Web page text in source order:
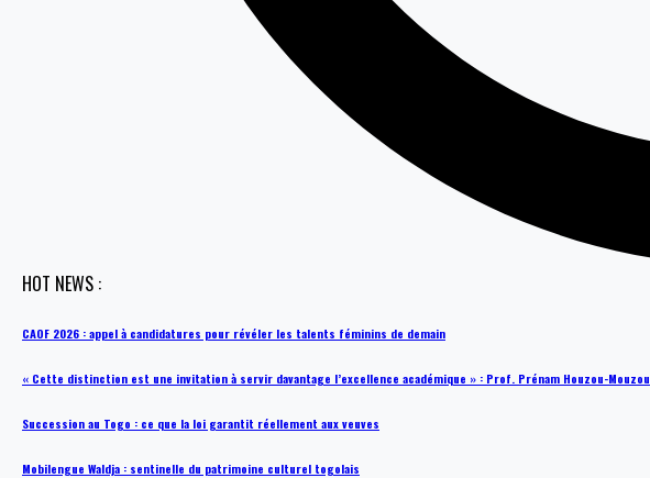
HOT NEWS :
CAOF 2026 : appel à candidatures pour révéler les talents féminins de demain
« Cette distinction est une invitation à servir davantage l’excellence académique » : Prof. Prénam Houzou-Mouzou
Succession au Togo : ce que la loi garantit réellement aux veuves
Mobilengue Waldja : sentinelle du patrimoine culturel togolais